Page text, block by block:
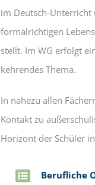
im Deutsch-Unterricht
formalrichtigen
stellt. Im WG erfolgt
kehrendes Thema.
In nahezu allen
Kontakt zu
Horizont der Schüler
Berufliche